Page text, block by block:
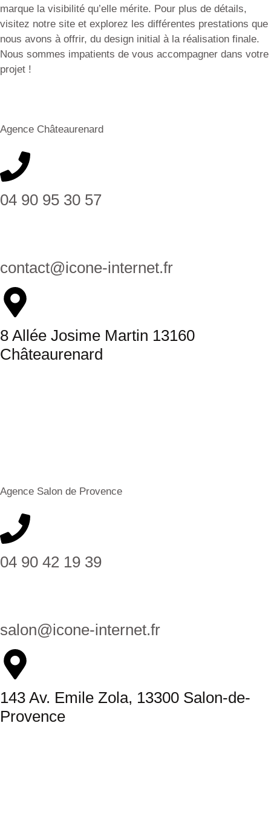
marque la visibilité qu’elle mérite. Pour plus de détails,
visitez notre site et explorez les différentes prestations que
nous avons à offrir, du design initial à la réalisation finale.
Nous sommes impatients de vous accompagner dans votre
projet !
Agence Châteaurenard
04 90 95 30 57
contact@icone-internet.fr
8 Allée Josime Martin 13160
Châteaurenard
Agence Salon de Provence
04 90 42 19 39
salon@icone-internet.fr
143 Av. Emile Zola, 13300 Salon-de-
Provence